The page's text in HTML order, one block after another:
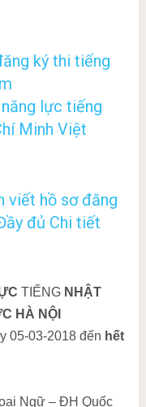
ký thi tiếng
lực tiếng
Minh Việt
viết hồ sơ đăng
đủ Chi tiết
TIẾNGNHẬT
HÀ NỘI
05-03-2018 đến hết
Ngữ – ĐH Quốc